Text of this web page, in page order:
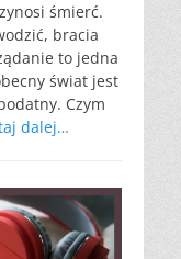
śmierć.
bracia
to jedna
świat jest
Czym
dalej…